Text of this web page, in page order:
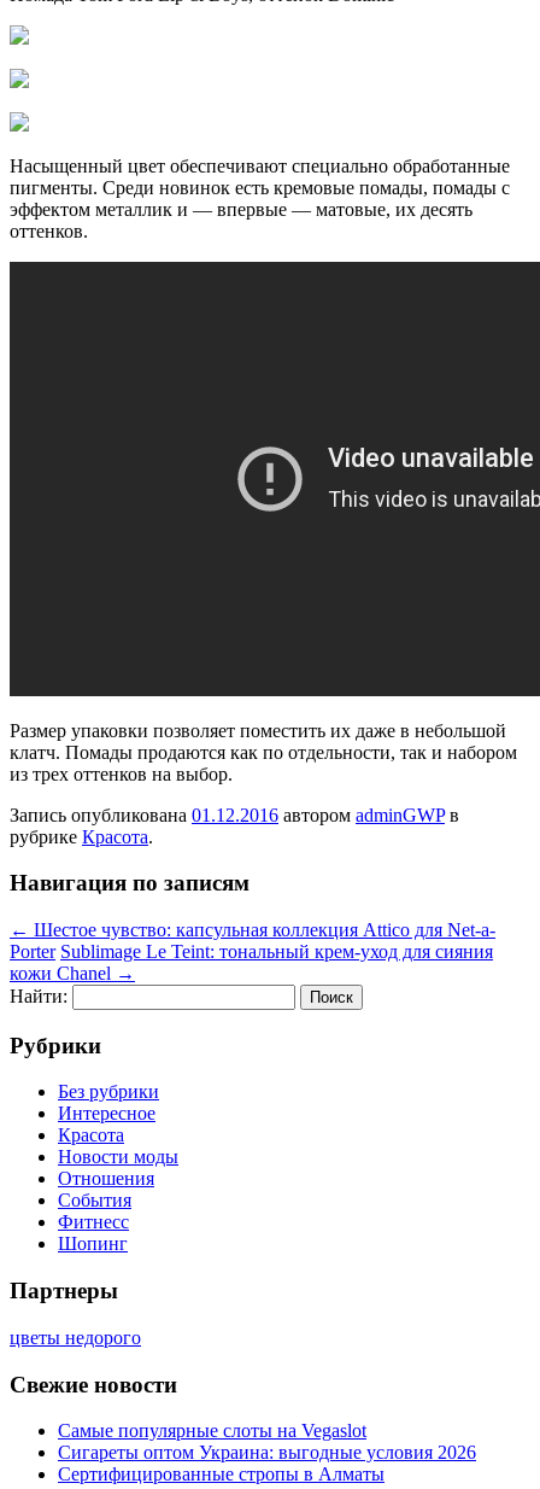
Насыщенный цвет обеспечивают специально обработанные
пигменты. Среди новинок есть кремовые помады, помады с
эффектом металлик и — впервые — матовые, их десять
оттенков.
Размер упаковки позволяет поместить их даже в небольшой
клатч. Помады продаются как по отдельности, так и набором
из трех оттенков на выбор.
Запись опубликована 01.12.2016 автором adminGWPв
рубрике Красота.
Навигация по записям
← Шестое чувство: капсульная коллекция Attico для Net-a-
Porter Sublimage Le Teint: тональный крем-уход для сияния
кожи Chanel →
Найти:
Рубрики
Без рубрики
Интересное
Красота
Новости моды
Отношения
События
Фитнесс
Шопинг
Партнеры
цветы недорого
Свежие новости
Самые популярные слоты на Vegaslot
Сигареты оптом Украина: выгодные условия 2026
Сертифицированные стропы в Алматы